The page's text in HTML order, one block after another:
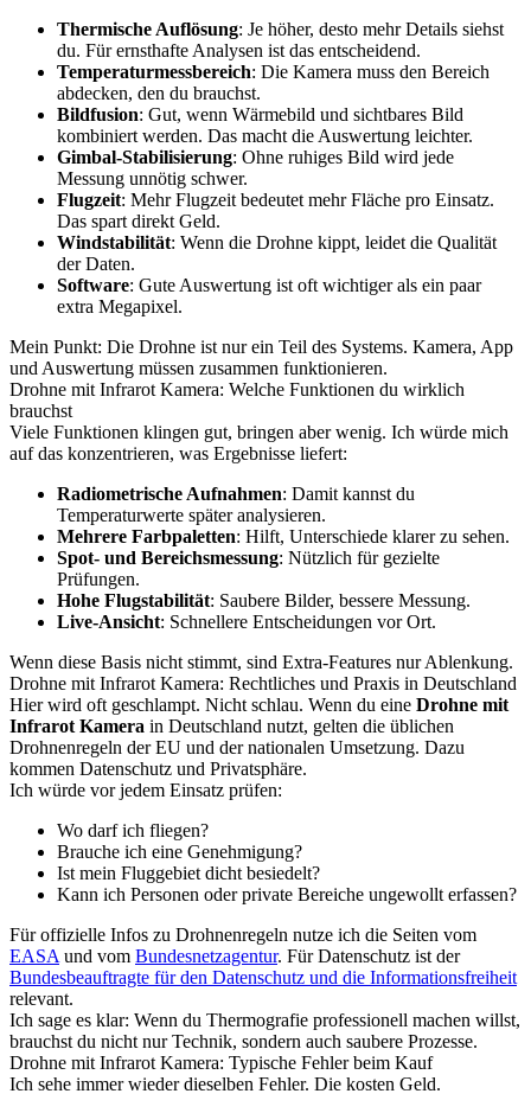
Thermische Auflösung: Je höher, desto mehr Details siehst
du. Für ernsthafte Analysen ist das entscheidend.
Temperaturmessbereich: Die Kamera muss den Bereich
abdecken, den du brauchst.
Bildfusion: Gut, wenn Wärmebild und sichtbares Bild
kombiniert werden. Das macht die Auswertung leichter.
Gimbal-Stabilisierung: Ohne ruhiges Bild wird jede
Messung unnötig schwer.
Flugzeit: Mehr Flugzeit bedeutet mehr Fläche pro Einsatz.
Das spart direkt Geld.
Windstabilität: Wenn die Drohne kippt, leidet die Qualität
der Daten.
Software: Gute Auswertung ist oft wichtiger als ein paar
extra Megapixel.
Mein Punkt: Die Drohne ist nur ein Teil des Systems. Kamera, App
und Auswertung müssen zusammen funktionieren.
Drohne mit Infrarot Kamera: Welche Funktionen du wirklich
brauchst
Viele Funktionen klingen gut, bringen aber wenig. Ich würde mich
auf das konzentrieren, was Ergebnisse liefert:
Radiometrische Aufnahmen: Damit kannst du
Temperaturwerte später analysieren.
Mehrere Farbpaletten: Hilft, Unterschiede klarer zu sehen.
Spot- und Bereichsmessung: Nützlich für gezielte
Prüfungen.
Hohe Flugstabilität: Saubere Bilder, bessere Messung.
Live-Ansicht: Schnellere Entscheidungen vor Ort.
Wenn diese Basis nicht stimmt, sind Extra-Features nur Ablenkung.
Drohne mit Infrarot Kamera: Rechtliches und Praxis in Deutschland
Hier wird oft geschlampt. Nicht schlau. Wenn du eine Drohne mit
Infrarot Kamera in Deutschland nutzt, gelten die üblichen
Drohnenregeln der EU und der nationalen Umsetzung. Dazu
kommen Datenschutz und Privatsphäre.
Ich würde vor jedem Einsatz prüfen:
Wo darf ich fliegen?
Brauche ich eine Genehmigung?
Ist mein Fluggebiet dicht besiedelt?
Kann ich Personen oder private Bereiche ungewollt erfassen?
Für offizielle Infos zu Drohnenregeln nutze ich die Seiten vom
EASA und vom Bundesnetzagentur. Für Datenschutz ist der
Bundesbeauftragte für den Datenschutz und die Informationsfreiheit
relevant.
Ich sage es klar: Wenn du Thermografie professionell machen willst,
brauchst du nicht nur Technik, sondern auch saubere Prozesse.
Drohne mit Infrarot Kamera: Typische Fehler beim Kauf
Ich sehe immer wieder dieselben Fehler. Die kosten Geld.